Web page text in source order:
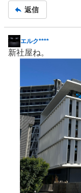
返信
掲
示
エルク****
新社屋ね。